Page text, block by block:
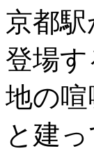
京都
登場
地の
と建っ